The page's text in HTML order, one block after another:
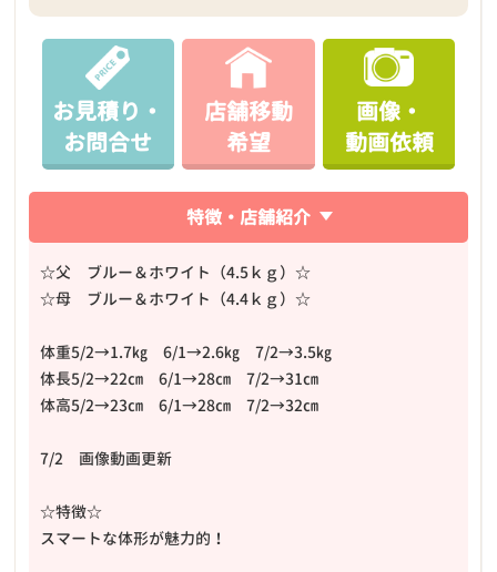
お見積り・
お問合せ
店舗移動
希望
画像・
動画依頼
特徴・店舗紹介
☆父 ブルー＆ホワイト（4.5ｋｇ）☆
☆母 ブルー＆ホワイト（4.4ｋｇ）☆
体重5/2→1.7㎏ 6/1→2.6㎏ 7/2→3.5㎏
体長5/2→22㎝ 6/1→28㎝ 7/2→31㎝
体高5/2→23㎝ 6/1→28㎝ 7/2→32㎝
7/2 画像動画更新
☆特徴☆
スマートな体形が魅力的！